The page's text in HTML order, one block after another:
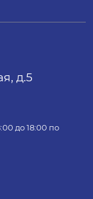
д.5
до 18:00 по